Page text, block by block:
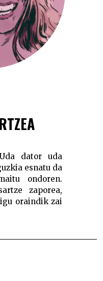
dator uda
esnatu da
ondoren.
zaporea,
oraindik zai